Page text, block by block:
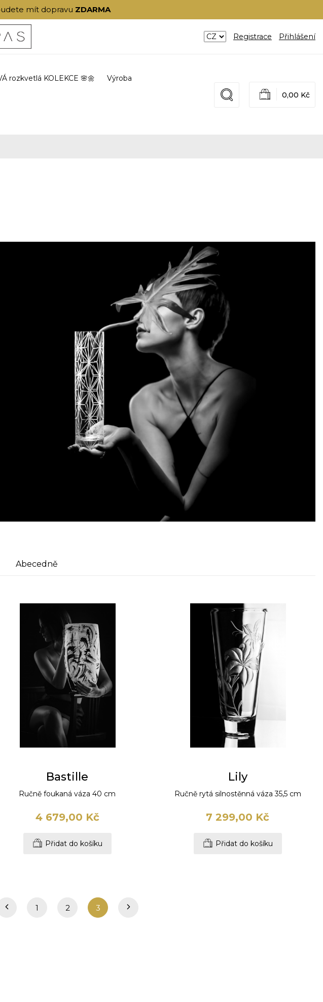
mít dopravu ZDARMA
Registrace Přihlášení
rozkvetlá KOLEKCE 🌸🌼 Výroba
0,00 Kč
Abecedně
Bastille
Ručně foukaná váza 40 cm
4 679,00 Kč
Přidat do košíku
Lily
Ručně rytá silnostěnná váza 35,5 cm
7 299,00 Kč
Přidat do košíku
1 2 3